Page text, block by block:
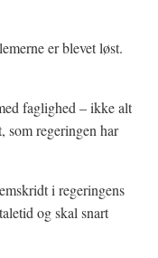
er blevet løst.
faglighed – ikke alt
som regeringen har
i regeringens
og skal snart